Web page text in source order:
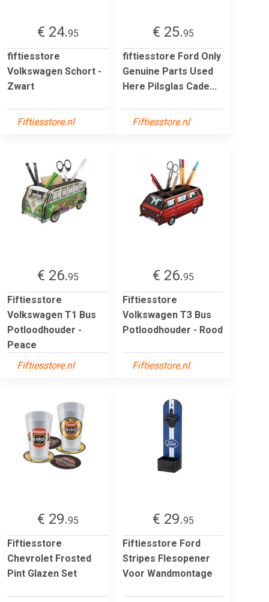
€ 24.95
fiftiesstore
Volkswagen Schort -
Zwart
Fiftiesstore.nl
€ 25.95
fiftiesstore Ford Only
Genuine Parts Used
Here Pilsglas Cade...
Fiftiesstore.nl
€ 26.95
Fiftiesstore
Volkswagen T1 Bus
Potloodhouder -
Peace
Fiftiesstore.nl
€ 26.95
Fiftiesstore
Volkswagen T3 Bus
Potloodhouder - Rood
Fiftiesstore.nl
€ 29.95
Fiftiesstore
Chevrolet Frosted
Pint Glazen Set
€ 29.95
Fiftiesstore Ford
Stripes Flesopener
Voor Wandmontage